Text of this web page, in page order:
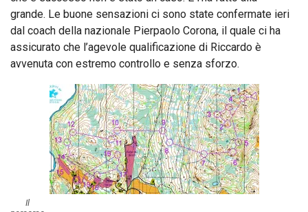
grande. Le buone sensazioni ci sono state confermate ieri
dal coach della nazionale Pierpaolo Corona, il quale ci ha
assicurato che l’agevole qualificazione di Riccardo è
avvenuta con estremo controllo e senza sforzo.
Il